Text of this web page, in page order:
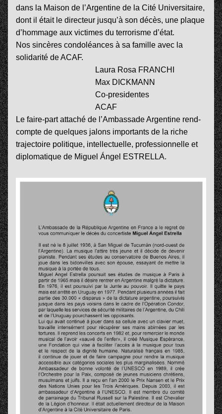
dans la Maison de l’Argentine de la Cité Universitaire,
dont il était le directeur jusqu’à son décès, une plaque
d’hommage aux victimes du terrorisme d’état.
Nos sincères condoléances à sa famille avec la
solidarité de ACAF.
Laura Rosa FRANCHI
Max DICKMANN
Co-presidentes
ACAF
Le faire-part attaché de l’Ambassade Argentine rend-
compte de quelques jalons importants de la riche
trajectoire politique, intellectuelle, professionnelle et
diplomatique de Miguel Ángel ESTRELLA.